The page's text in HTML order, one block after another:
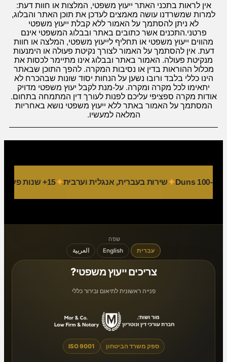
אין לראות בתכני האתר ייעוץ משפטי, המלצות או חוות דעת:
למרות שמשרדנו עושה מאמצים לעדכן את תוכן האתר והבלוג,
לא ניתן להסתמך על האמור ללא קבלת ייעוץ משפטי
פרטני.התכנים אשר כתובים באתר ובבלוג המשפטי אינם
מהווים ייעוץ משפטי או תחליף לייעוץ משפטי, המלצה או חוות
דעת. אין להסתמך על האמור לצורך נקיטת פעולה או הימנעות
מנקיטת פעולה. האמור באתר ובבלוג אינו מתיימר לכסות את
מכלול ההוראות בדין או נסיבות המקרה. להפך התוכן שבאתר
הינו כללי בלבד ורובו נשען על הנחות יסוד שונות שבהכרח לא
יתאימו לכל מקרה ומקרה. על-מנת לקבל יעוץ משפטי מדויק
אודות מקרה ספציפי עליכם לפנות לעורך דין המתמחה בתחום.
המסתמך על האמור באתר ללא ייעוץ משפטי נושא באחריות
המלאה למעשיו.
שירות בעברית, אנגלית וערבית 15+ שנות פעילות
שפה
עברית
English العربية
צריכים ייעוץ משפטי?
פנייה ראשונית לתיאום ובירור כללי
ספק משרד הביטחון ISO 9001